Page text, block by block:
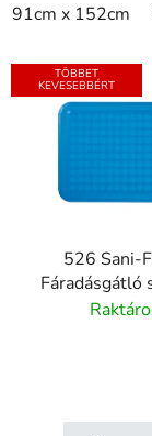
91cm x 152cm
TÖBBET
KEVESEBBÉRT
526 Sani-
Fáradásgátló
élelmiszeripar